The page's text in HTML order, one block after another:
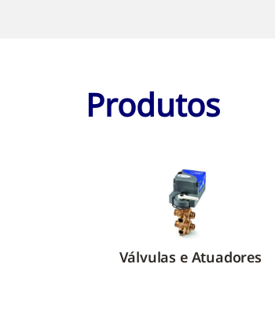
Produtos
Válvulas e Atuadores